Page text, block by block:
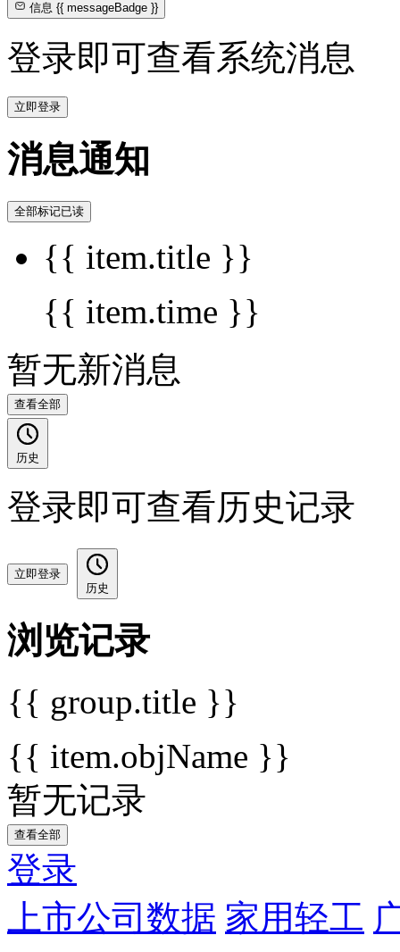
信息{{ messageBadge }}
登录即可查看系统消息
立即登录
消息通知
全部标记已读
{{ item.title }}
{{ item.time }}
暂无新消息
查看全部
历史
登录即可查看历史记录
立即登录
历史
浏览记录
{{ group.title }}
{{ item.objName }}
暂无记录
查看全部
登录
上市公司数据 家用轻工